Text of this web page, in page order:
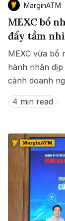
MarginATM
MEXC bổ
đẩy tầm
MEXC vừa bổ
hành nhân
cảnh doanh
hoạt động
và tầm nhìn
4 min read